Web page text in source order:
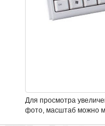
Для просмотра
фото, масштаб можно